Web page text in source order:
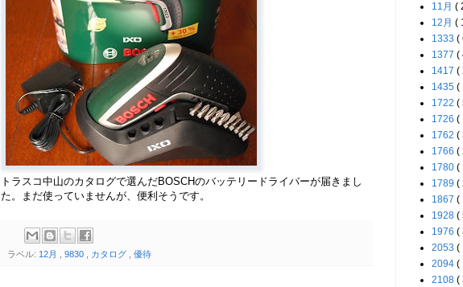
トラスコ中山のカタログで選んだBOSCHのバッテリードライバーが届きまし
た。まだ使っていませんが、便利そうです。
ラベル: 12月 , 9830 , カタログ , 優待
11月 (
12月 (
1333 (
1377 (
1417 (
1435 (
1722 (
1726 (
1762 (
1766 (
1780 (
1789 (
1867 (
1928 (
1976 (
2053 (
2094 (
2108 (